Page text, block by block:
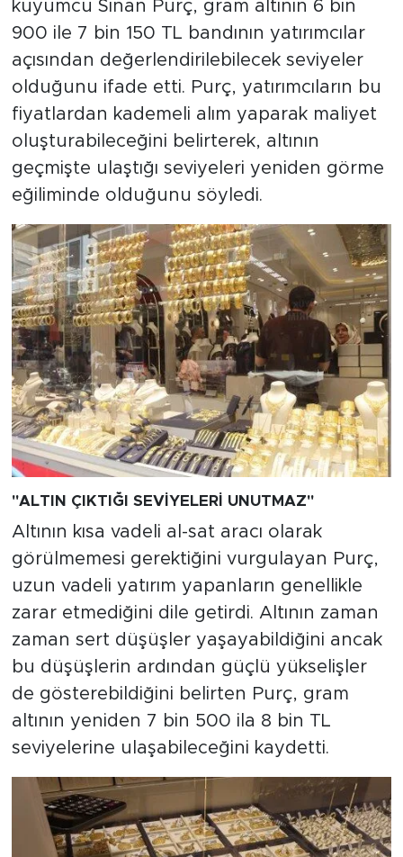
kuyumcu Sinan Purç, gram altının 6 bin
900 ile 7 bin 150 TL bandının yatırımcılar
açısından değerlendirilebilecek seviyeler
olduğunu ifade etti. Purç, yatırımcıların bu
fiyatlardan kademeli alım yaparak maliyet
oluşturabileceğini belirterek, altının
geçmişte ulaştığı seviyeleri yeniden görme
eğiliminde olduğunu söyledi.
"ALTIN ÇIKTIĞI SEVİYELERİ UNUTMAZ"
Altının kısa vadeli al-sat aracı olarak
görülmemesi gerektiğini vurgulayan Purç,
uzun vadeli yatırım yapanların genellikle
zarar etmediğini dile getirdi. Altının zaman
zaman sert düşüşler yaşayabildiğini ancak
bu düşüşlerin ardından güçlü yükselişler
de gösterebildiğini belirten Purç, gram
altının yeniden 7 bin 500 ila 8 bin TL
seviyelerine ulaşabileceğini kaydetti.